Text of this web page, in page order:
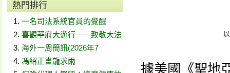
熱門排行
一名司法系統官員的覺醒
喜觀華府大遊行——致敬大法
海外一周簡訊(2026年7
馮紹正畫龍求雨
據美國《聖地